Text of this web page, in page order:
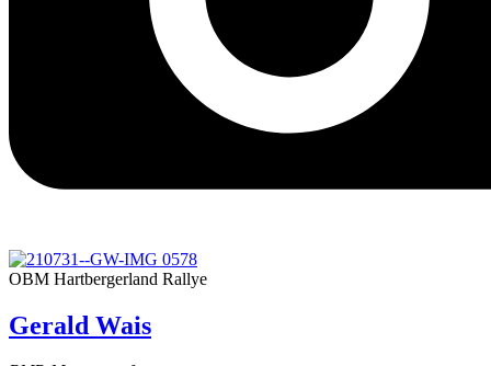
OBM Hartbergerland Rallye
Gerald Wais